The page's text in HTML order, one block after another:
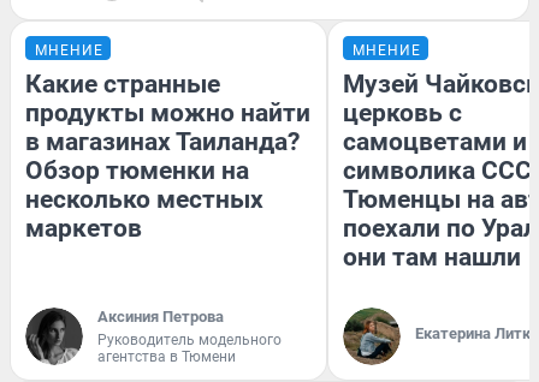
МНЕНИЕ
Какие странные
продукты можно найти
в магазинах Таиланда?
Обзор тюменки на
несколько местных
маркетов
Аксиния Петрова
Руководитель модельного
агентства в Тюмени
МНЕНИЕ
Музей
церковь с
самоцветами и
символика
Тюменцы на
поехали по
они там нашли
Екатерина